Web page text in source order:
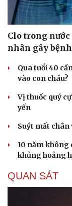
Du lịch
Tư vấn
Săn Tour
Clo trong
nhân gây
Qua tuổi 40
vào con cháu?
Vị thuốc quý
yến
Suýt mất chân
10 năm không
khủng hoảng
QUAN SÁT